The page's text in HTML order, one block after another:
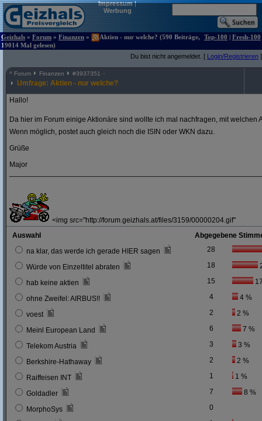
Impressum|
Werbung
Geizhals » Forum » Finanzen »
Aktien - nur welche? (590 Beiträge,
19014 Mal gelesen)
Top-100 | Fresh-100
Du bist nicht angemeldet. [ Login/Registrieren ]
^ Forum Finanzen #3937351
Umfrage: Aktien - nur welche?
Hallo!
Da hier im Forum einige Aktionäre sind wollte ich mal nachfragen, mit welchen
Wenn möglich, postet auch gleich noch die ISIN oder WKN dazu.
Grüße
Major
<img src="http://forum.geizhals.at/files/3159/00000204.gif"
Auswahl
Abgegebene
na klar, das werde ich gerade HIER sagen
28
Würde von Einzeltitel abraten 18
hab keine aktien 15
ohne Zweifel: AIRBUS!! 4 4 %
voest 2 2 %
Meinl European Land 6 7 %
Telekom Austria 3 3 %
Berkshire-Hathaway 2 2 %
Raiffeisen INT 1 1 %
Goldadler 7 8 %
MorphoSys 0